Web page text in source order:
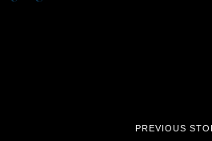
PREVIOUS